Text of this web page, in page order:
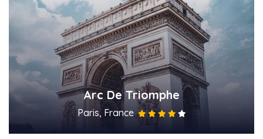
Arc De Triomphe
Paris, France